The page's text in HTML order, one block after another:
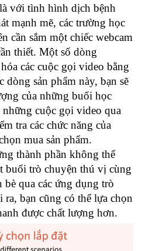
với tình hình dịch bệnh
mạnh mẽ, các trường học
cần sắm một chiếc webcam
thiết. Một số dòng
các cuộc gọi video bằng
sản phẩm này, bạn sẽ
của những buổi học
cuộc gọi video qua
tra các chức năng của
mua sản phẩm.
thành phần không thể
buổi trò chuyện thú vị cùng
qua các ứng dụng trò
bạn cũng có thể lựa chọn
được chất lượng hơn.